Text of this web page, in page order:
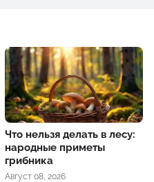
Что нельзя делать в лесу:
народные приметы
грибника
Август 08, 2026